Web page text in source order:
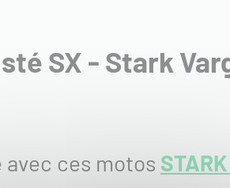
SX - Stark
avec ces motos